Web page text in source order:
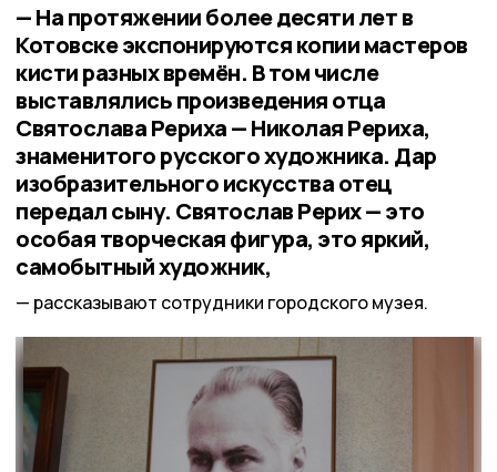
— На протяжении более десяти лет в
Котовске экспонируются копии мастеров
кисти разных времён. В том числе
выставлялись произведения отца
Святослава Рериха — Николая Рериха,
знаменитого русского художника. Дар
изобразительного искусства отец
передал сыну. Святослав Рерих — это
особая творческая фигура, это яркий,
самобытный художник,
рассказывают сотрудники городского музея.